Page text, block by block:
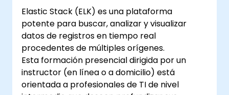
Implementar las mejores prácticas para
la administración, optimización y
resolución de problemas de Elasticsearch
y Kibana.
Elastic Stack (ELK) es una plataforma
potente para buscar, analizar y visualizar
datos de registros en tiempo real
procedentes de múltiples orígenes.
Esta formación presencial dirigida por un
instructor (en línea o a domicilio) está
orientada a profesionales de TI de nivel